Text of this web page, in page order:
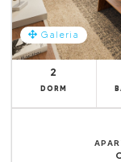
Galeria
2
DORM